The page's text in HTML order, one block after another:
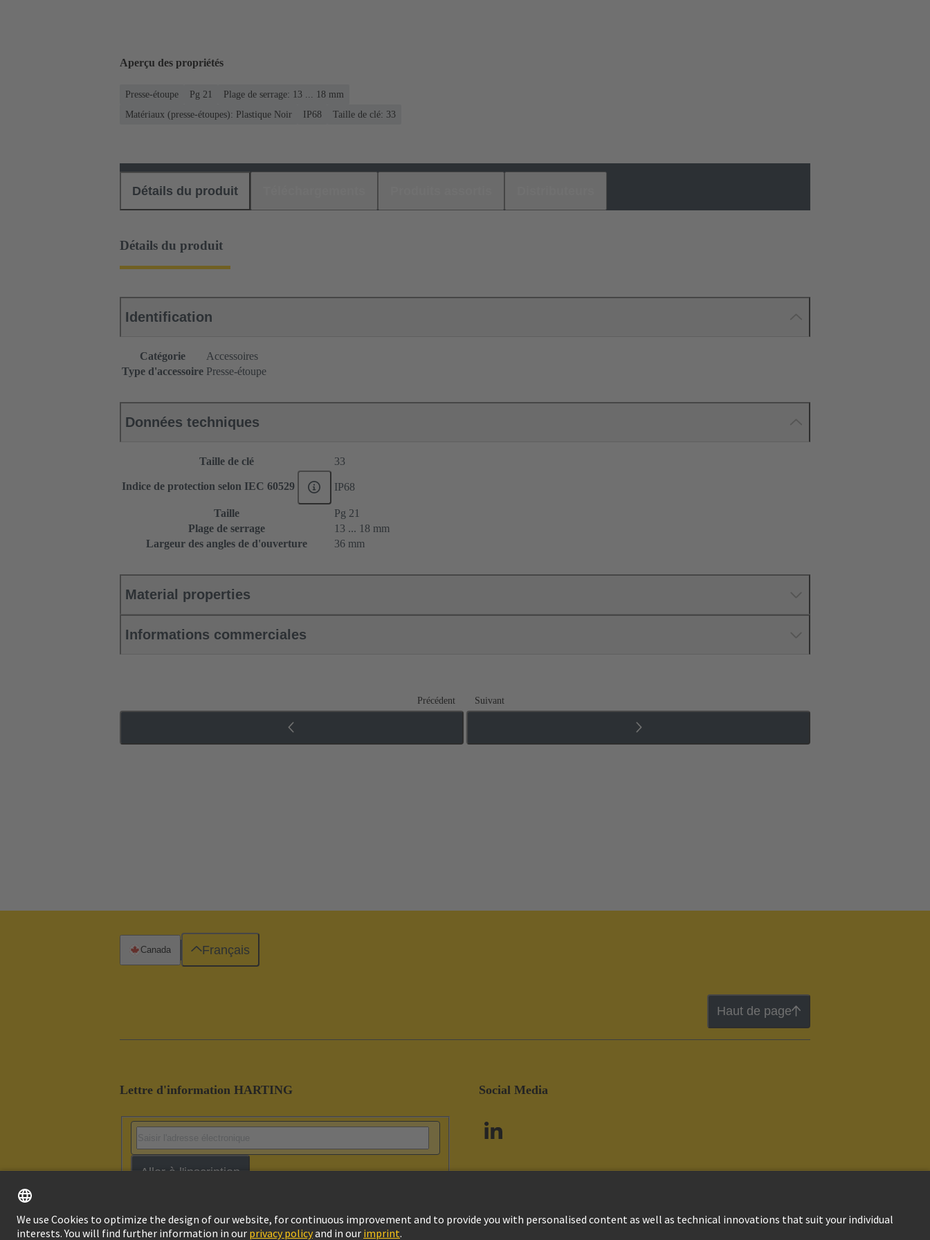
Aperçu des propriétés
Presse-étoupe Pg 21
Plage de serrage: 13 ... 18 mm
Matériaux (presse-étoupes): Plastique Noir
IP68 Taille de clé: 33
Détails du produit
Détails du produit
Identification
Catégorie
Accessoires
Type d'accessoire Presse-étoupe
Données techniques
Taille de clé 33
Indice de protection selon IEC 60529 IP68
Taille
Pg 21
Plage de serrage
13 ... 18 mm
Largeur des angles de d'ouverture
36 mm
Material properties
Informations commerciales
Précédent Suivant
Haut de page
Lettre d'information HARTING
Aller à l'inscription
Social Media
Canada Français